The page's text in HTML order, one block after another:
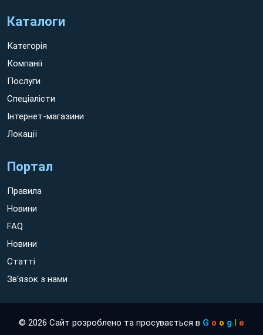
Каталоги
Категорія
Компанії
Послуги
Спеціалісти
Інтернет-магазини
Локації
Портал
Правила
Новини
FAQ
Новини
Статті
Зв'язок з нами
© 2026 Сайт розроблено та просувається в G o o g l e